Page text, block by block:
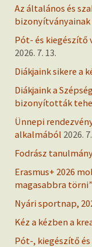
Az általános és
bizonyítványainak
Pót- és kiegészítő
2026. 7. 13.
Diákjaink sikere a
Diákjaink a
bizonyították
Ünnepi
alkalmából 2026.
Fodrász
Erasmus+ 2026
magasabbra törni”
Nyári sportnap,
Kéz a kézben a
Pót-, kiegészítő